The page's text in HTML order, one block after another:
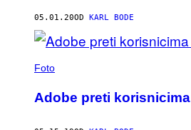
05.01.20OD KARL BODE
Foto
Adobe preti